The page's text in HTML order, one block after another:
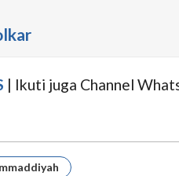
| Ikuti juga Channel